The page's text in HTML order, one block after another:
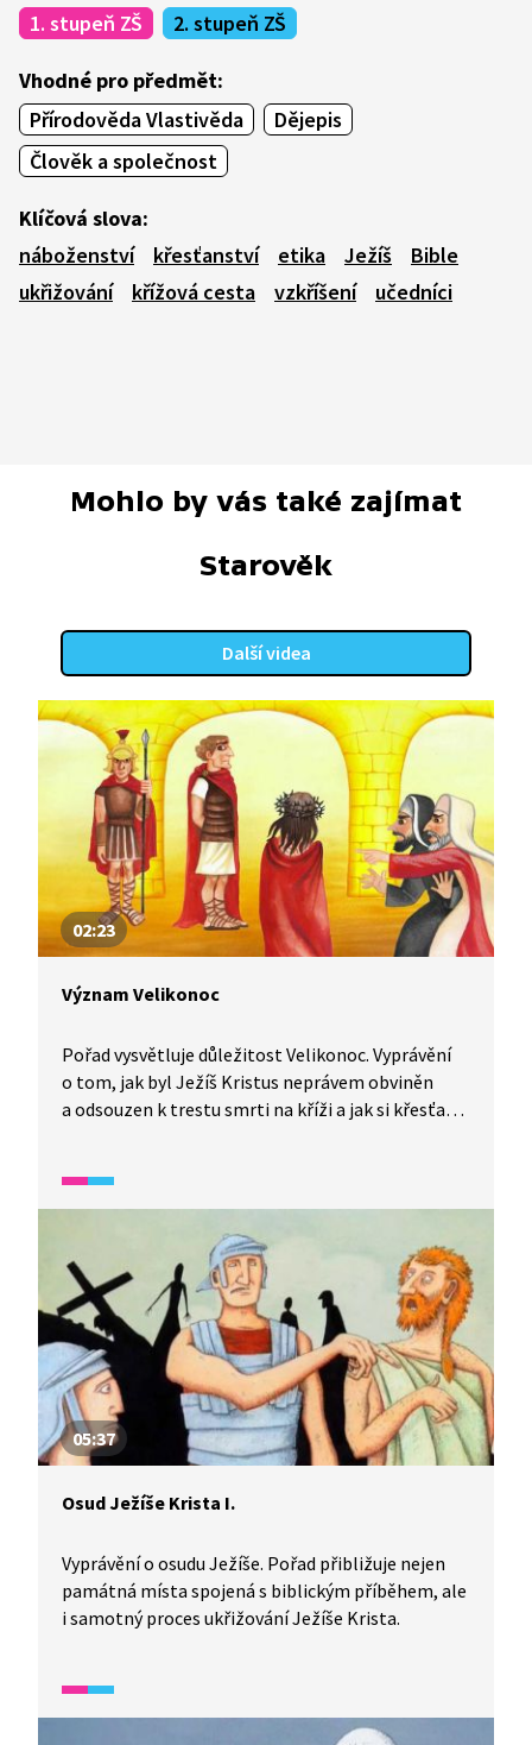
1. stupeň ZŠ
2. stupeň ZŠ
Vhodné pro předmět:
Přírodověda Vlastivěda
Dějepis
Člověk a společnost
Klíčová slova:
náboženství
křesťanství etika Ježíš
Bible
ukřižování
křížová cesta vzkříšení učedníci
Mohlo by vás také zajímat
Starověk
Další videa
02:23
Význam Velikonoc
Pořad vysvětluje důležitost Velikonoc. Vyprávění
o tom, jak byl Ježíš Kristus neprávem obviněn
a odsouzen k trestu smrti na kříži a jak si křesťané
05:37
Osud Ježíše Krista I.
Vyprávění o osudu Ježíše. Pořad přibližuje nejen
památná místa spojená s biblickým příběhem, ale
i samotný proces ukřižování Ježíše Krista.